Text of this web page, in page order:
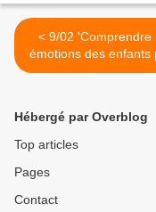
< 9/02 'Comprendre les
émotions des enfants
mettre la famille au
Hébergé par Overblog
Top articles
Pages
Contact